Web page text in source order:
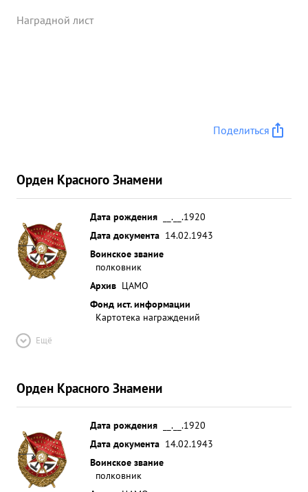
Наградной лист
Поделиться
Орден Красного Знамени
Дата рождения
__.__.1920
Дата документа 14.02.1943
Воинское звание
полковник
Архив ЦАМО
Фонд ист. информации
Картотека награждений
Ещё
Орден Красного Знамени
Дата рождения
__.__.1920
Дата документа 14.02.1943
Воинское звание
полковник